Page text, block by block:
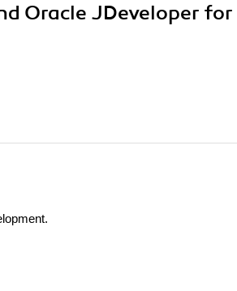
Oracle JDeveloper for